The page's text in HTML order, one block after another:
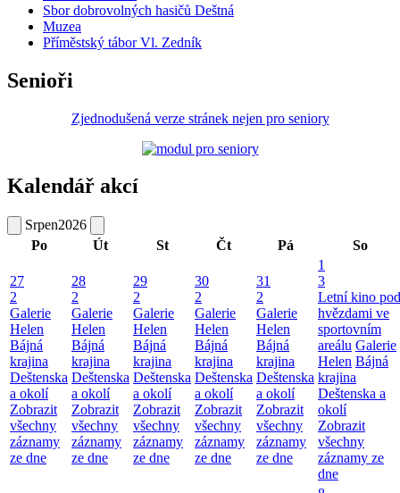
Sbor dobrovolných hasičů Deštná
Muzea
Příměstský tábor Vl. Zedník
Senioři
Zjednodušená verze stránek nejen pro seniory
Kalendář akcí
Srpen2026
Po
Út St Čt Pá So
27
2
Galerie
Helen
Bájná
krajina
Deštenska
a okolí
Zobrazit
všechny
záznamy
ze dne
28
2
Galerie
Helen
Bájná
krajina
Deštenska
a okolí
Zobrazit
všechny
záznamy
ze dne
29
2
Galerie
Helen
Bájná
krajina
Deštenska
a okolí
Zobrazit
všechny
záznamy
ze dne
30
2
Galerie
Helen
Bájná
krajina
Deštenska
a okolí
Zobrazit
všechny
záznamy
ze dne
31
2
Galerie
Helen
Bájná
krajina
Deštenska
a okolí
Zobrazit
všechny
záznamy
ze dne
1
3
Letní kino pod
hvězdami ve
sportovním
areálu Galerie
Helen Bájná
krajina
Deštenska a
okolí
Zobrazit
všechny
záznamy ze
dne